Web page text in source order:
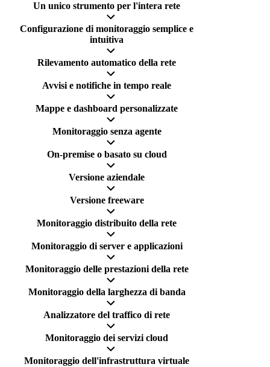
Un unico strumento per l'intera rete
Configurazione di monitoraggio semplice e
intuitiva
Rilevamento automatico della rete
Avvisi e notifiche in tempo reale
Mappe e dashboard personalizzate
Monitoraggio senza agente
On-premise o basato su cloud
Versione aziendale
Versione freeware
Monitoraggio distribuito della rete
Monitoraggio di server e applicazioni
Monitoraggio delle prestazioni della rete
Monitoraggio della larghezza di banda
Analizzatore del traffico di rete
Monitoraggio dei servizi cloud
Monitoraggio dell'infrastruttura virtuale